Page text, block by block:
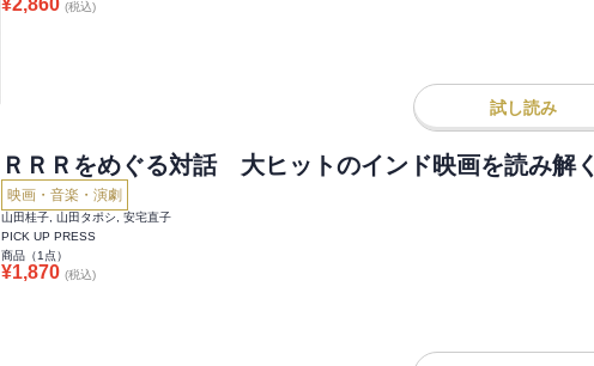
¥2,860 (税込)
試し読み
ＲＲＲをめぐる対話 大ヒットのインド映画を読み解く
映画・音楽・演劇
山田桂子, 山田タポシ, 安宅直子
PICK UP PRESS
商品（1 点）
¥1,870 (税込)